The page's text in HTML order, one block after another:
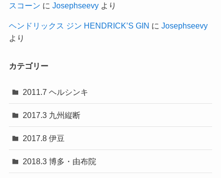
スコーン に Josephseevyより
ヘンドリックス ジン HENDRICK’S GIN に Josephseevy
より
カテゴリー
2011.7 ヘルシンキ
2017.3 九州縦断
2017.8 伊豆
2018.3 博多・由布院